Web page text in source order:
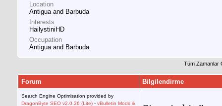
Location
Antigua and Barbuda
Interests
HailystiniHD
Occupation
Antigua and Barbuda
Tüm Zamanlar
Forum Bilgilendirme
Search Engine Optimisation provided by
DragonByte SEO v2.0.36 (Lite) - vBulletin Mods &